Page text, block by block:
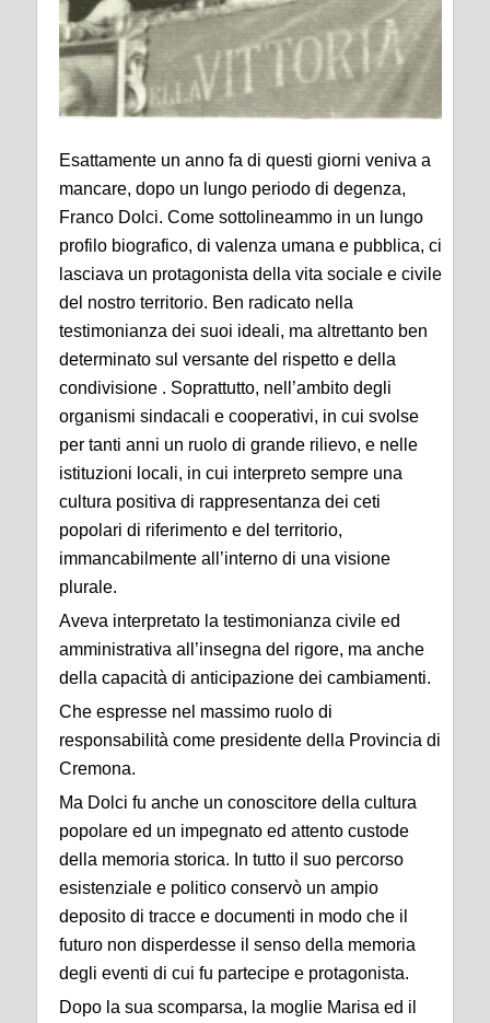
Esattamente un anno fa di questi giorni veniva a
mancare, dopo un lungo periodo di degenza,
Franco Dolci. Come sottolineammo in un lungo
profilo biografico, di valenza umana e pubblica, ci
lasciava un protagonista della vita sociale e civile
del nostro territorio. Ben radicato nella
testimonianza dei suoi ideali, ma altrettanto ben
determinato sul versante del rispetto e della
condivisione . Soprattutto, nell’ambito degli
organismi sindacali e cooperativi, in cui svolse
per tanti anni un ruolo di grande rilievo, e nelle
istituzioni locali, in cui interpreto sempre una
cultura positiva di rappresentanza dei ceti
popolari di riferimento e del territorio,
immancabilmente all’interno di una visione
plurale.
Aveva interpretato la testimonianza civile ed
amministrativa all’insegna del rigore, ma anche
della capacità di anticipazione dei cambiamenti.
Che espresse nel massimo ruolo di
responsabilità come presidente della Provincia di
Cremona.
Ma Dolci fu anche un conoscitore della cultura
popolare ed un impegnato ed attento custode
della memoria storica. In tutto il suo percorso
esistenziale e politico conservò un ampio
deposito di tracce e documenti in modo che il
futuro non disperdesse il senso della memoria
degli eventi di cui fu partecipe e protagonista.
Dopo la sua scomparsa, la moglie Marisa ed il